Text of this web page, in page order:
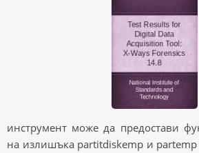
инструмент може да предостави
на излишъка partitdiskemp и partemp